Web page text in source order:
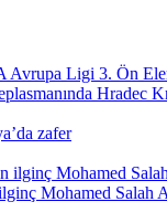
zafer
Mohamed Salah